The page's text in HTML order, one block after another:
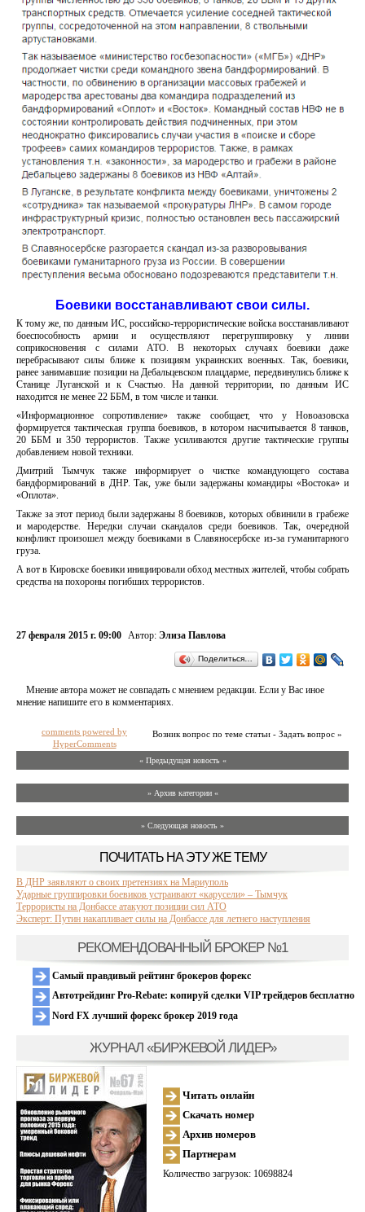
Боевики восстанавливают свои силы.
К тому же, по данным ИС, российско-террористические войска восстанавливают
боеспособность армии и осуществляют перегруппировку у линии
соприкосновения с силами АТО. В некоторых случаях боевики даже
перебрасывают силы ближе к позициям украинских военных. Так, боевики,
ранее занимавшие позиции на Дебальцевском плацдарме, передвинулись ближе к
Станице Луганской и к Счастью. На данной территории, по данным ИС
находится не менее 22 ББМ, в том числе и танки.
«Информационное сопротивление» также сообщает, что у Новоазовска
формируется тактическая группа боевиков, в котором насчитывается 8 танков,
20 ББМ и 350 террористов. Также усиливаются другие тактические группы
добавлением новой техники.
Дмитрий Тымчук также информирует о чистке командующего состава
бандформирований в ДНР. Так, уже были задержаны командиры «Востока» и
«Оплота».
Также за этот период были задержаны 8 боевиков, которых обвинили в грабеже
и мародерстве. Нередки случаи скандалов среди боевиков. Так, очередной
конфликт произошел между боевиками в Славяносербске из-за гуманитарного
груза.
А вот в Кировске боевики инициировали обход местных жителей, чтобы собрать
средства на похороны погибших террористов.
27 февраля 2015 г. 09:00 Автор: Элиза Павлова
Поделиться…
Мнение автора может не совпадать с мнением редакции. Если у Вас иное
мнение напишите его в комментариях.
Возник вопрос по теме статьи - Задать вопрос »
comments powered by
HyperComments
« Предыдущая новость «
» Архив категории «
» Следующая новость »
ПОЧИТАТЬ НА ЭТУ ЖЕ ТЕМУ
В ДНР заявляют о своих претензиях на Мариуполь
Ударные группировки боевиков устраивают «карусели» – Тымчук
Террористы на Донбассе атакуют позиции сил АТО
Эксперт: Путин накапливает силы на Донбассе для летнего наступления
РЕКОМЕНДОВАННЫЙ БРОКЕР №1
Самый правдивый рейтинг брокеров форекс
Автотрейдинг Pro-Rebate: копируй сделки VIP трейдеров бесплатно
Nord FX лучший форекс брокер 2019 года
ЖУРНАЛ «БИРЖЕВОЙ ЛИДЕР»
Читать онлайн
Скачать номер
Архив номеров
Партнерам
Количество загрузок: 10698824